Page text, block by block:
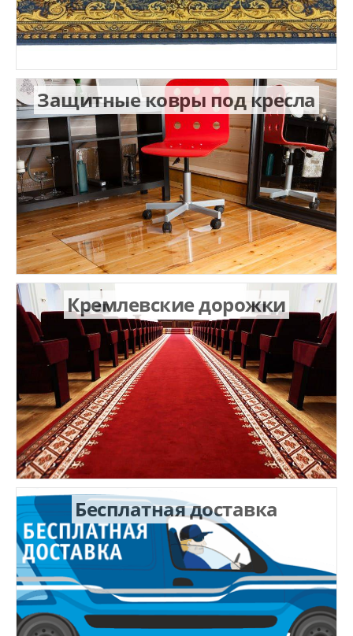
Защитные ковры под кресла
Кремлевские дорожки
Бесплатная доставка